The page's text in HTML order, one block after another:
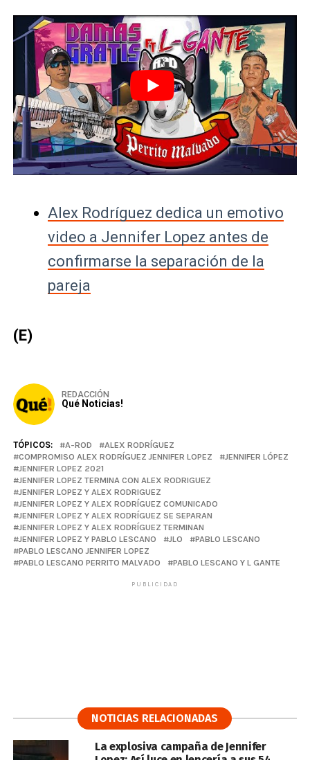
Alex Rodríguez dedica un emotivo
video a Jennifer Lopez antes de
confirmarse la separación de la
pareja
(E)
REDACCIÓN
Qué Noticias!
TÓPICOS: A-ROD
ALEX RODRÍGUEZ
COMPROMISO ALEX RODRÍGUEZ JENNIFER LOPEZ
JENNIFER LÓPEZ
JENNIFER LOPEZ 2021
JENNIFER LOPEZ TERMINA CON ALEX RODRIGUEZ
JENNIFER LOPEZ Y ALEX RODRIGUEZ
JENNIFER LOPEZ Y ALEX RODRÍGUEZ COMUNICADO
JENNIFER LOPEZ Y ALEX RODRÍGUEZ SE SEPARAN
JENNIFER LOPEZ Y ALEX RODRÍGUEZ TERMINAN
JENNIFER LOPEZ Y PABLO LESCANO
JLO
PABLO LESCANO
PABLO LESCANO JENNIFER LOPEZ
PABLO LESCANO PERRITO MALVADO
PABLO LESCANO Y L GANTE
PUBLICIDAD
NOTICIAS RELACIONADAS
La explosiva campaña de Jennifer